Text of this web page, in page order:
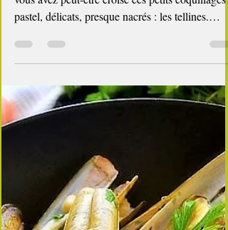
Coquillages et crustacés
🐚 Tellines en marinière – saveur marine
Si vous avez déjà longé les plages de
vous avez peut‑être croisé ces petits coquillages
pastel, délicats, presque nacrés : les tellines.
châteaux de sable… Aujourd’hui, je vous
propose de les cuisiner dans une marinière toute
simple, respectueuse de leur finesse. Une entrée
iodée, légère, parfaite pour un apéritif d’été ou un
repas aux accents marins. 🐚 Tout savoir sur les